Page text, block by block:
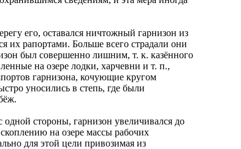
его, оставался ничтожный гарнизон из
их рапортами. Больше всего страдали они
был совершенно лишним, т. к. казённого
на озере лодки, харчевни и т. п.,
гарнизона, кочующие кругом
уносились в степь, где были
стороны, гарнизон увеличивался до
на озере массы рабочих
для этой цели привозимая из